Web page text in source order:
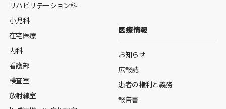
リハビリテーション科
小児科
在宅医療
内科
看護部
検査室
放射線室
医療情報
お知らせ
広報誌
患者の権利と義務
報告書